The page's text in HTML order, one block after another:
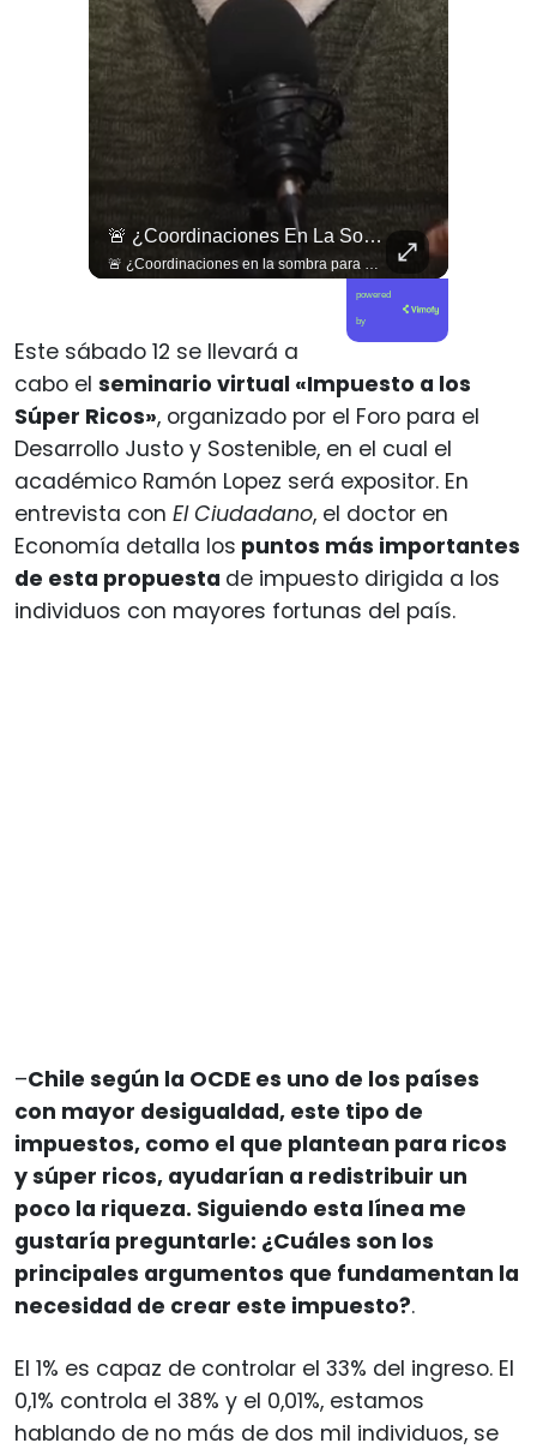
🚨 ¿Coordinaciones En La Sombra Para Blindar Una Candidatura Presidencial?
🚨 ¿Coordinaciones en la sombra para blindar una candidatura presidencial? Nuevos chats salpican a Andrés Chadwick. 🇨🇱⚖️ Mensajes incautados por la Fiscalía revelan que el exministro operó junto a Luis Hermosilla para preparar a testigos clave en la causa por coimas de LAN en 2009. Las conversaciones desmienten la versión de Chadwick sobre haberse enterado del caso por la prensa, exponiendo una estrategia judicial y comunicacional para evitar que el escándalo de información privilegiada y pagos indebidos afectara la carrera de Sebastián Piñera a La Moneda. 📲💣 🎥 Revisa el desglose completo de los chats y los detalles del reportaje en elciudadano.com 🔗 (Link en la biografía). ¿Qué impacto crees que tienen estas revelaciones en la trastienda del poder político? Te leemos en los comentarios. 💬👇🏼
powered
by
Este sábado 12 se llevará a
cabo el seminario virtual «Impuesto a los
Súper Ricos», organizado por el Foro para el
Desarrollo Justo y Sostenible, en el cual el
académico Ramón Lopez será expositor. En
entrevista con El Ciudadano, el doctor en
Economía detalla los puntos más importantes
de esta propuesta de impuesto dirigida a los
individuos con mayores fortunas del país.
–Chile según la OCDE es uno de los países
con mayor desigualdad, este tipo de
impuestos, como el que plantean para ricos
y súper ricos, ayudarían a redistribuir un
poco la riqueza. Siguiendo esta línea me
gustaría preguntarle: ¿Cuáles son los
principales argumentos que fundamentan la
necesidad de crear este impuesto?.
El 1% es capaz de controlar el 33% del ingreso. El
0,1% controla el 38% y el 0,01%, estamos
hablando de no más de dos mil individuos, se